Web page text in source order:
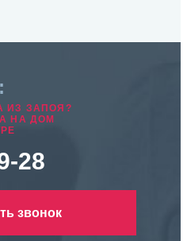
ИЗ ЗАПОЯ?
НА ДОМ
28
звонок